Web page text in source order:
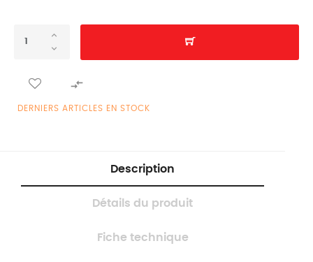

DERNIERS ARTICLES EN STOCK
Description
Détails du produit
Fiche technique